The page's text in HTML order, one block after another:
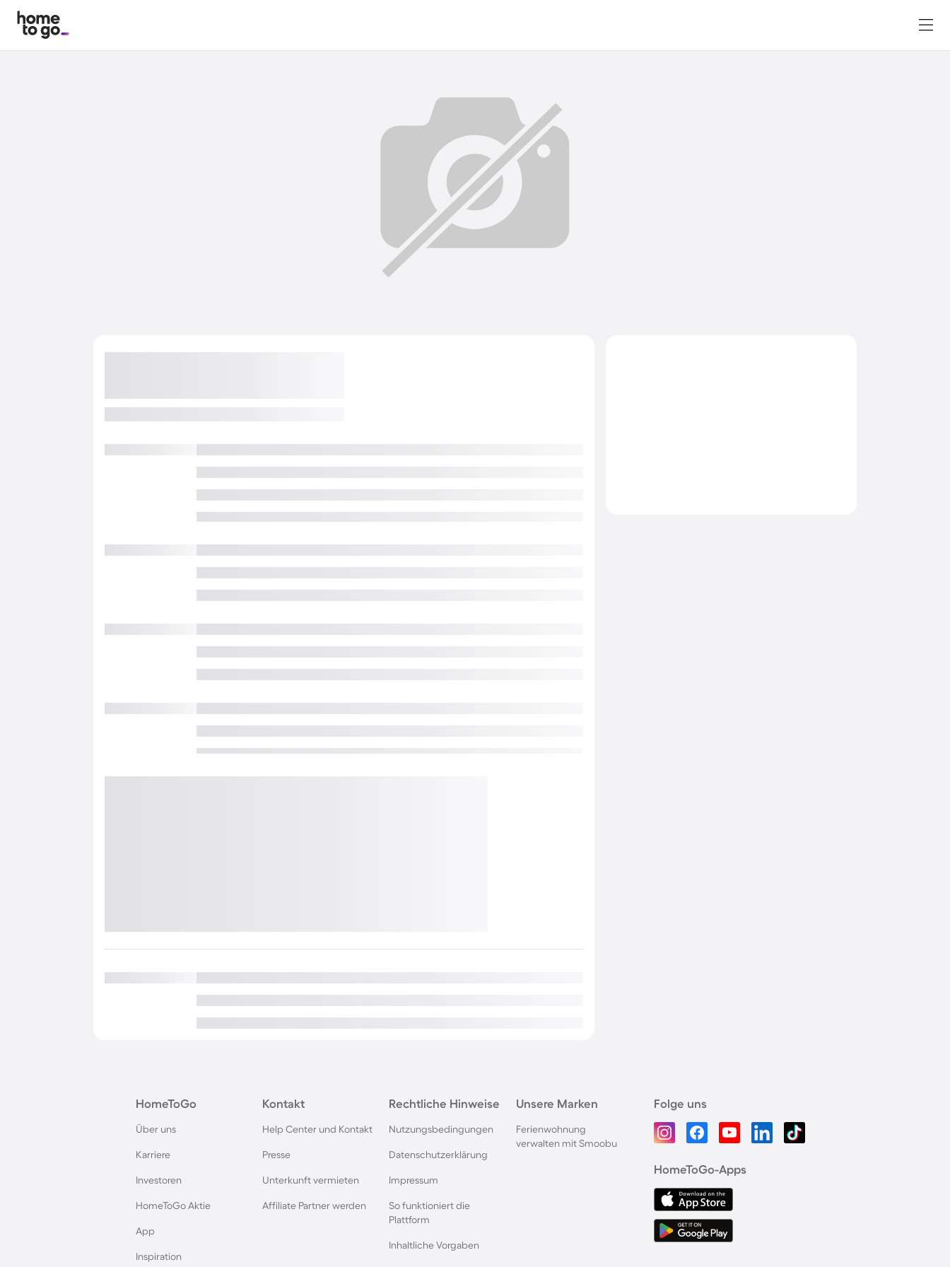
HomeToGo
Über uns
Karriere
Investoren
HomeToGo Aktie
App
Inspiration
Kontakt
Help Center und Kontakt
Presse
Unterkunft vermieten
Affiliate Partner werden
Rechtliche Hinweise
Nutzungsbedingungen
Datenschutzerklärung
Impressum
So funktioniert die
Plattform
Inhaltliche Vorgaben
Unsere Marken
Ferienwohnung
verwalten mit Smoobu
Folge uns
HomeToGo-Apps